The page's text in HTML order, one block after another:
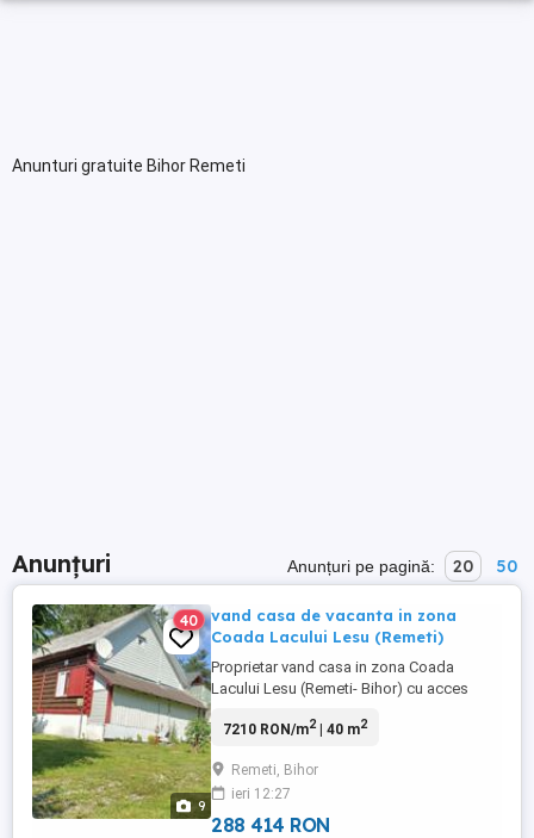
Anunturi gratuite Bihor Remeti
Anunțuri Anunțuri pe pagină: 20 50
9
40
vand casa de vacanta in zona
Coada Lacului Lesu (Remeti)
Proprietar vand casa in zona Coada
Lacului Lesu (Remeti- Bihor) cu acces
Vale). Casa face parte dintr- un
locuibil, terasa închisa,camara si filigorie.
Terenul de 742 mp este la asfalt, cu un
front stradal generos de 27 ...
7210 RON/m2| 40 m2
Remeti, Bihor
ieri 12:27
288 414 RON